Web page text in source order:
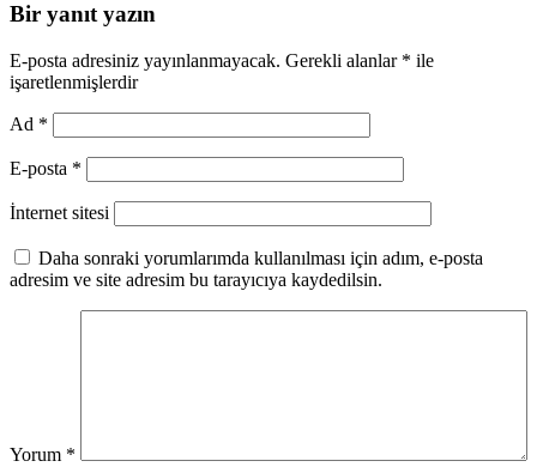
Bir yanıt yazın
E-posta adresiniz yayınlanmayacak. Gerekli alanlar * ile
işaretlenmişlerdir
Ad *
E-posta *
İnternet sitesi
Daha sonraki yorumlarımda kullanılması için adım, e-posta
adresim ve site adresim bu tarayıcıya kaydedilsin.
Yorum *